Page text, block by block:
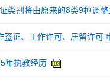
类别将由原来的8类9种调
签证、工作许可、居留许可
年执教经历